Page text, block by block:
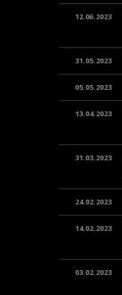
12.06.2023
31.05.2023
05.05.2023
13.04.2023
31.03.2023
24.02.2023
14.02.2023
03.02.2023